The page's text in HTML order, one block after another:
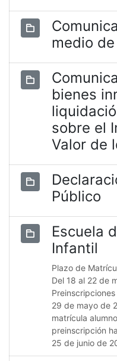
medio
bienes
sobre el
Valor de
Público
Escuela
Infantil
Plazo de
Del 18 al 22 de
29 de mayo de
matrícula
preinscripción
25 de junio de